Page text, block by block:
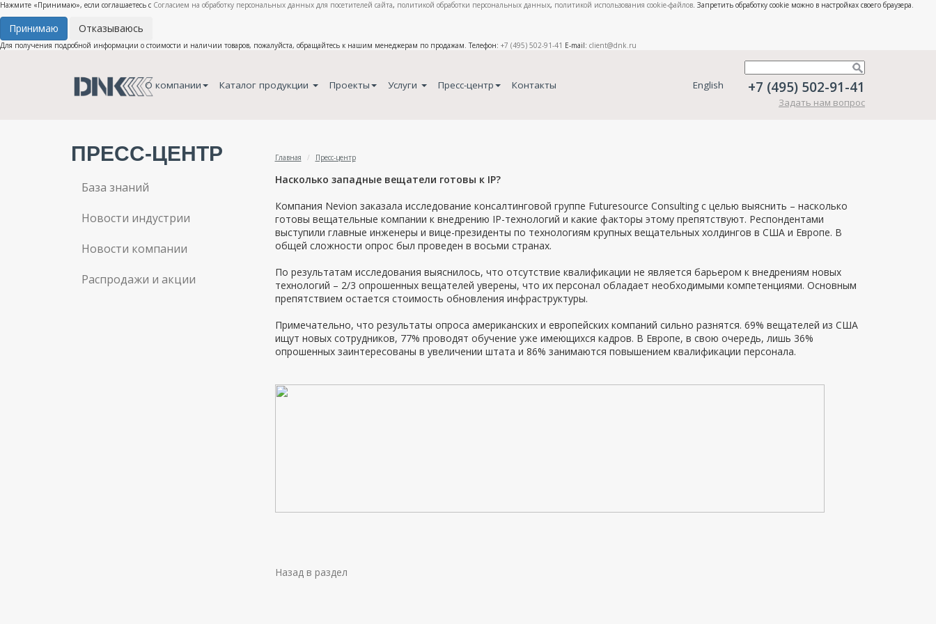
Нажмите «Принимаю», если соглашаетесь с Согласием на обработку персональных данных для посетителей сайта, политикой обработки персональных данных, политикой использования cookie-файлов. Запретить обработку cookie можно в настройках своего браузера.
Принимаю Отказываюсь
Для получения подробной информации о стоимости и наличии товаров, пожалуйста, обращайтесь к нашим менеджерам по продажам. Телефон: +7 (495) 502-91-41 E-mail: client@dnk.ru
О компании Каталог продукции Проекты Услуги Пресс-центр Контакты English +7 (495) 502-91-41
Задать нам вопрос
ПРЕСС-ЦЕНТР Главная Пресс-центр
База знаний
Новости индустрии
Новости компании
Распродажи и акции
Насколько западные вещатели готовы к IP?
Компания Nevion заказала исследование консалтинговой группе Futuresource Consulting с целью выяснить – насколько
готовы вещательные компании к внедрению IP-технологий и какие факторы этому препятствуют. Респондентами
выступили главные инженеры и вице-президенты по технологиям крупных вещательных холдингов в США и Европе. В
общей сложности опрос был проведен в восьми странах.
По результатам исследования выяснилось, что отсутствие квалификации не является барьером к внедрениям новых
технологий – 2/3 опрошенных вещателей уверены, что их персонал обладает необходимыми компетенциями. Основным
препятствием остается стоимость обновления инфраструктуры.
Примечательно, что результаты опроса американских и европейских компаний сильно разнятся. 69% вещателей из США
ищут новых сотрудников, 77% проводят обучение уже имеющихся кадров. В Европе, в свою очередь, лишь 36%
опрошенных заинтересованы в увеличении штата и 86% занимаются повышением квалификации персонала.
Назад в раздел